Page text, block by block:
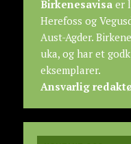
Birkenesavisaer
Herefoss og
Aust-Agder.
uka, og har et
eksemplarer.
Ansvarlig